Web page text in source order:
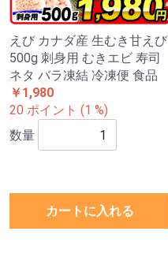
えび カナダ産 生むき甘えび
500g 刺身用 むきエビ 寿司
ネタ バラ凍結 冷凍便 食品
￥1,980
20 ポイント (1 %)
数量
カートに入れる